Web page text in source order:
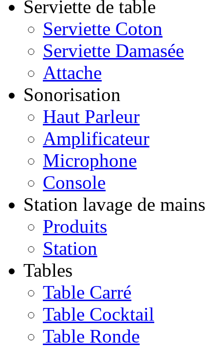
Serviette de table
Serviette Coton
Serviette Damasée
Attache
Sonorisation
Haut Parleur
Amplificateur
Microphone
Console
Station lavage de mains
Produits
Station
Tables
Table Carré
Table Cocktail
Table Ronde